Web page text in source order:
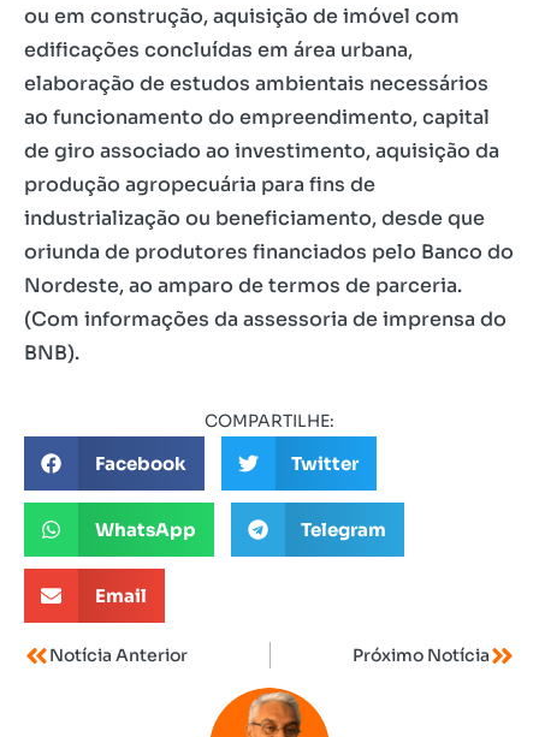
ou em construção, aquisição de imóvel com
edificações concluídas em área urbana,
elaboração de estudos ambientais necessários
ao funcionamento do empreendimento, capital
de giro associado ao investimento, aquisição da
produção agropecuária para fins de
industrialização ou beneficiamento, desde que
oriunda de produtores financiados pelo Banco do
Nordeste, ao amparo de termos de parceria.
(Com informações da assessoria de imprensa do
BNB).
COMPARTILHE:
Facebook Twitter
WhatsApp Telegram
Email
Notícia Anterior Próximo Notícia